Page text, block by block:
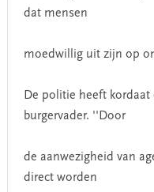
dat mensen
moedwillig uit zijn op
De politie heeft
burgervader. ''Door
de aanwezigheid van
direct worden